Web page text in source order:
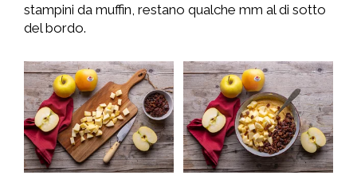
stampini da muffin, restano qualche mm al di sotto
del bordo.